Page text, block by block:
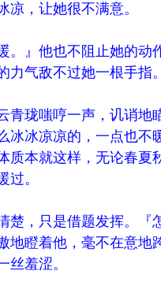
凉，让她很不满意。
』他也不阻止她的动
力气敌不过她一根手指。
珑嗤哼一声，讥诮地
冰冰凉凉的，一点也不
质本就这样，无论春夏
过。
，只是借题发挥。『
地瞪着他，毫不在意地
丝羞涩。